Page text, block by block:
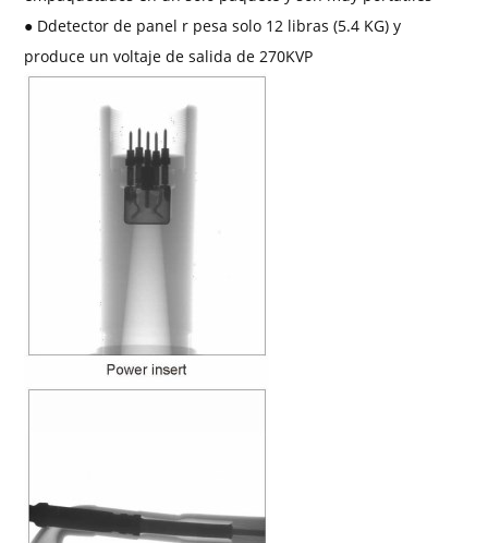
● Ddetector de panel r pesa solo 12 libras (5.4 KG) y
produce un voltaje de salida de 270KVP